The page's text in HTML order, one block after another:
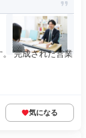
完成された営業
気になる